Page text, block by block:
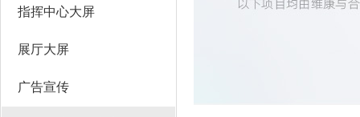
指挥中心大屏
展厅大屏
广告宣传